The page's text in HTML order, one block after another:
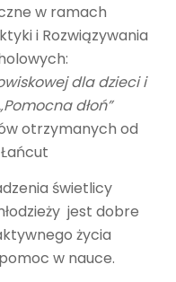
w ramach
i Rozwiązywania
dla dzieci i
dłoń”
otrzymanych od
świetlicy
jest dobre
życia
w nauce.